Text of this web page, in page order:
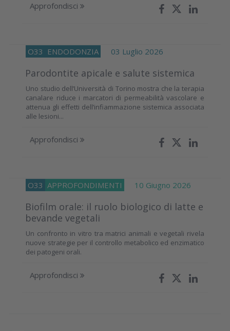
Approfondisci
O33 ENDODONZIA 03 Luglio 2026
Parodontite apicale e salute sistemica
Uno studio dell’Università di Torino mostra che la terapia
canalare riduce i marcatori di permeabilità vascolare e
attenua gli effetti dell’infiammazione sistemica associata
alle lesioni...
Approfondisci
O33 APPROFONDIMENTI 10 Giugno 2026
Biofilm orale: il ruolo biologico di latte e
bevande vegetali
Un confronto in vitro tra matrici animali e vegetali rivela
nuove strategie per il controllo metabolico ed enzimatico
dei patogeni orali.
Approfondisci